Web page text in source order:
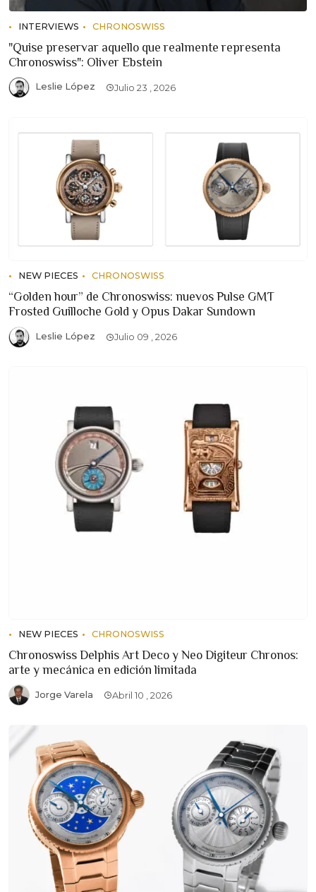
INTERVIEWS CHRONOSWISS
"Quise preservar aquello que realmente representa
Chronoswiss": Oliver Ebstein
Leslie López Julio 23 , 2026
NEW PIECES CHRONOSWISS
“Golden hour” de Chronoswiss: nuevos Pulse GMT
Frosted Guilloche Gold y Opus Dakar Sundown
Leslie López Julio 09 , 2026
NEW PIECES CHRONOSWISS
Chronoswiss Delphis Art Deco y Neo Digiteur Chronos:
arte y mecánica en edición limitada
Jorge Varela Abril 10 , 2026